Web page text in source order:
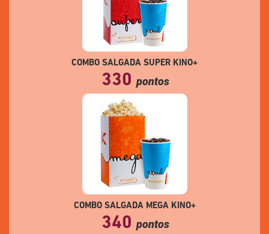
COMBO SALGADA SUPER KINO+
330 pontos
COMBO SALGADA MEGA KINO+
340 pontos